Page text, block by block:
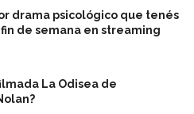
drama psicológico que tenés
de semana en streaming
La Odisea de